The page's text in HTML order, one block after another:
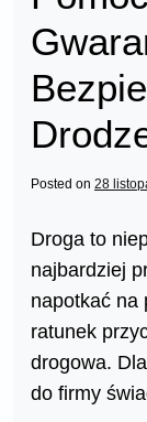
Posted on 28
Droga to
najbardziej
napotkać na
ratunek
drogowa.
do firmy